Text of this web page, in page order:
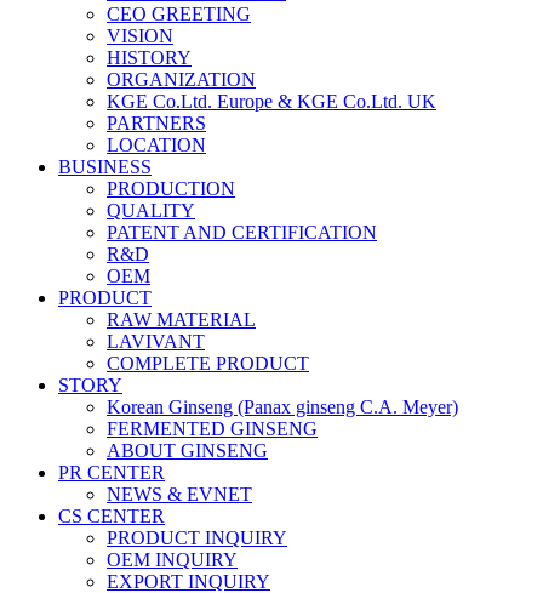
CEO GREETING
VISION
HISTORY
ORGANIZATION
KGE Co.Ltd. Europe & KGE Co.Ltd. UK
PARTNERS
LOCATION
BUSINESS
PRODUCTION
QUALITY
PATENT AND CERTIFICATION
R&D
OEM
PRODUCT
RAW MATERIAL
LAVIVANT
COMPLETE PRODUCT
STORY
Korean Ginseng (Panax ginseng C.A. Meyer)
FERMENTED GINSENG
ABOUT GINSENG
PR CENTER
NEWS & EVNET
CS CENTER
PRODUCT INQUIRY
OEM INQUIRY
EXPORT INQUIRY